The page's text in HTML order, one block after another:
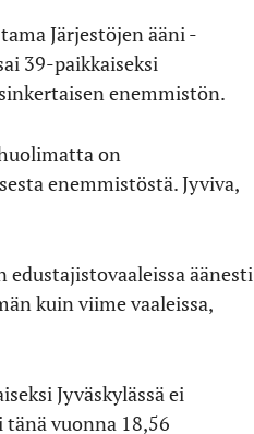
Järjestöjen ääni -
39-paikkaiseksi
enemmistön.
on
enemmistöstä. Jyviva,
äänesti
kuin viime vaaleissa,
Jyväskylässä ei
vuonna 18,56